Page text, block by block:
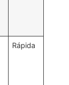
Rápida